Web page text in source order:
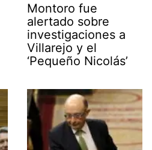
Montoro fue
alertado sobre
investigaciones a
Villarejo y el
‘Pequeño Nicolás’